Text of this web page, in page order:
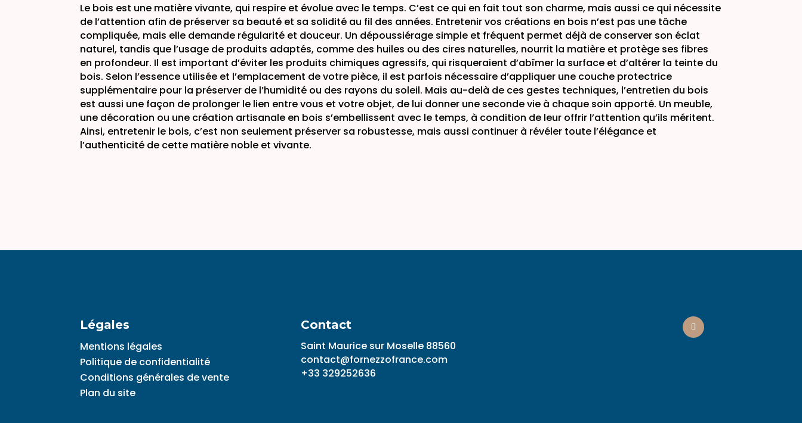
Le bois est une matière vivante, qui respire et évolue avec le temps. C’est ce qui en fait tout son charme, mais aussi ce qui nécessite
de l’attention afin de préserver sa beauté et sa solidité au fil des années. Entretenir vos créations en bois n’est pas une tâche
compliquée, mais elle demande régularité et douceur. Un dépoussiérage simple et fréquent permet déjà de conserver son éclat
naturel, tandis que l’usage de produits adaptés, comme des huiles ou des cires naturelles, nourrit la matière et protège ses fibres
en profondeur. Il est important d’éviter les produits chimiques agressifs, qui risqueraient d’abîmer la surface et d’altérer la teinte du
bois. Selon l’essence utilisée et l’emplacement de votre pièce, il est parfois nécessaire d’appliquer une couche protectrice
supplémentaire pour la préserver de l’humidité ou des rayons du soleil. Mais au-delà de ces gestes techniques, l’entretien du bois
est aussi une façon de prolonger le lien entre vous et votre objet, de lui donner une seconde vie à chaque soin apporté. Un meuble,
une décoration ou une création artisanale en bois s’embellissent avec le temps, à condition de leur offrir l’attention qu’ils méritent.
Ainsi, entretenir le bois, c’est non seulement préserver sa robustesse, mais aussi continuer à révéler toute l’élégance et
l’authenticité de cette matière noble et vivante.
Légales
Mentions légales
Politique de confidentialité
Conditions générales de vente
Plan du site
Contact
Saint Maurice sur Moselle 88560
contact@fornezzofrance.com
+33 329252636